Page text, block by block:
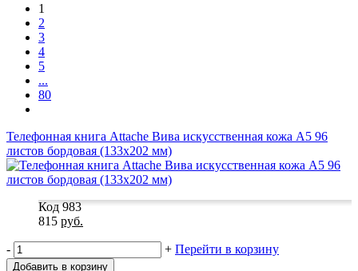
1
2
3
4
5
...
80
Телефонная книга Attache Вива искусственная кожа А5 96
листов бордовая (133х202 мм)
Код 983
815 руб.
- + Перейти в корзину
Добавить в корзину